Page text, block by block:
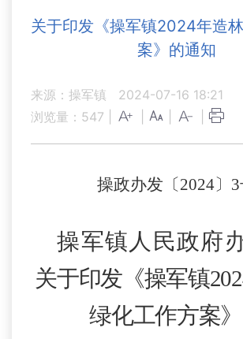
关于印发《操军镇2024年造
案》的通知
来源：操军镇
2024-07-16 18:21
浏览量： 547
操政办发〔2024〕
操军镇人民政府
关于印发《操军镇
绿化工作方案